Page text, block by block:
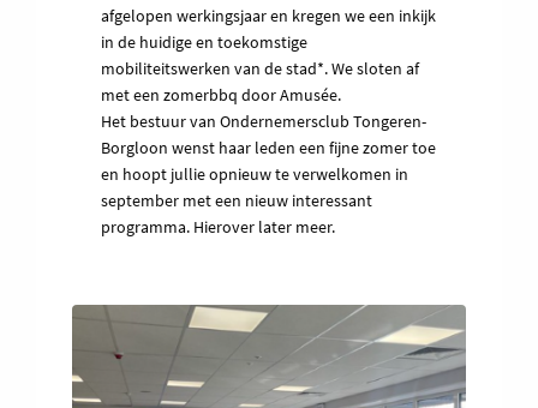
afgelopen werkingsjaar en kregen we een inkijk
in de huidige en toekomstige
mobiliteitswerken van de stad*. We sloten af
met een zomerbbq door Amusée.
Het bestuur van Ondernemersclub Tongeren-
Borgloon wenst haar leden een fijne zomer toe
en hoopt jullie opnieuw te verwelkomen in
september met een nieuw interessant
programma. Hierover later meer.